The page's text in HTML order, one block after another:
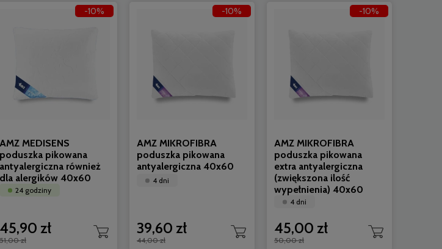
AMZ MEDISENS
poduszka pikowana
antyalergiczna również
dla alergików 40x60
24 godziny
45,90 zł
51,00 zł
-10%
AMZ MIKROFIBRA
poduszka pikowana
antyalergiczna 40x60
4 dni
39,60 zł
44,00 zł
-10%
AMZ MIKROFIBRA
poduszka pikowana
extra antyalergiczna
(zwiększona ilość
wypełnienia) 40x60
4 dni
45,00 zł
50,00 zł
-10%